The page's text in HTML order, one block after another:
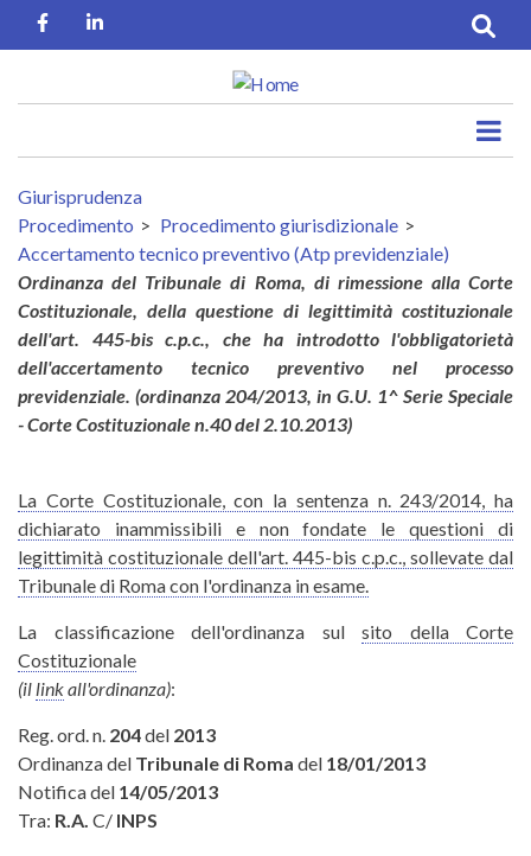
principale
FacebookLinkedin
Giurisprudenza
Procedimento
Procedimento giurisdizionale
Accertamento tecnico preventivo (Atp previdenziale)
Ordinanza del Tribunale di Roma, di rimessione alla Corte
Costituzionale, della questione di legittimità costituzionale
dell'art. 445-bis c.p.c., che ha introdotto l'obbligatorietà
dell'accertamento tecnico preventivo nel processo
previdenziale. (ordinanza 204/2013, in G.U. 1^ Serie Speciale
- Corte Costituzionale n.40 del 2.10.2013)
La Corte Costituzionale, con la sentenza n. 243/2014, ha
dichiarato inammissibili e non fondate le questioni di
legittimità costituzionale dell'art. 445-bis c.p.c., sollevate dal
Tribunale di Roma con l'ordinanza in esame.
La classificazione dell'ordinanza sul sito della Corte
Costituzionale
(il linkall'ordinanza):
Reg. ord. n. 204del 2013
Ordinanza del Tribunale di Roma del 18/01/2013
Notifica del 14/05/2013
Tra: R.A. C/ INPS